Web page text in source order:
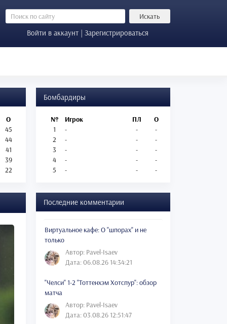
Искать
Войти в аккаунт | Зарегистрироваться
О
45
44
41
39
22
Бомбардиры
№ Игрок ПЛ
О
1
- -
-
2
- -
-
3
- -
-
4
- -
-
5
- - -
Последние комментарии
Виртуальное кафе: О "шпорах" и не
только
Автор: Pavel-Isaev
Дата: 06.08.26 14:34:21
"Челси" 1-2 "Тоттенхэм Хотспур": обзор
матча
Автор: Pavel-Isaev
Дата: 03.08.26 12:51:47